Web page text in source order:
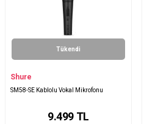
Tükendi
Shure
SM58-SE Kablolu Vokal Mikrofonu
9.499 TL